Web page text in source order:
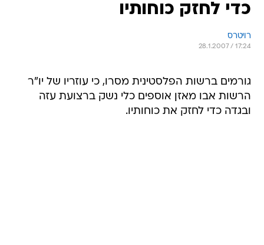
כדי לחזק כוחותיו
רויטרס
28.1.2007 / 17:24
גורמים ברשות הפלסטינית מסרו, כי עוזריו של יו"ר
הרשות אבו מאזן אוספים כלי נשק ברצועת עזה
ובגדה כדי לחזק את כוחותיו.